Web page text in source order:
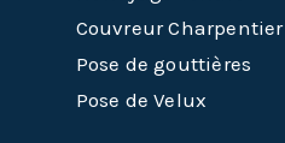
Couvreur Charpentier
Pose de gouttières
Pose de Velux